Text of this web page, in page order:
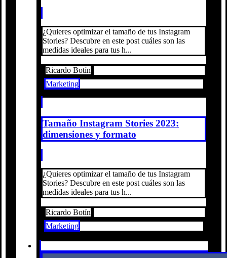
¿Quieres optimizar el tamaño de tus Instagram
Stories? Descubre en este post cuáles son las
medidas ideales para tus h...
Ricardo Botín
Marketing
Tamaño Instagram Stories 2023:
dimensiones y formato
¿Quieres optimizar el tamaño de tus Instagram
Stories? Descubre en este post cuáles son las
medidas ideales para tus h...
Ricardo Botín
Marketing